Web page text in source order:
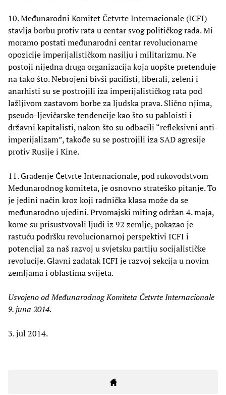
10. Međunarodni Komitet Četvrte Internacionale (ICFI)
stavlja borbu protiv rata u centar svog političkog rada. Mi
moramo postati međunarodni centar revolucionarne
opozicije imperijalističkom nasilju i militarizmu. Ne
postoji nijedna druga organizacija koja uopšte pretenduje
na tako što. Nebrojeni bivši pacifisti, liberali, zeleni i
anarhisti su se postrojili iza imperijalističkog rata pod
lažljivom zastavom borbe za ljudska prava. Slično njima,
pseudo-ljevičarske tendencije kao što su pabloisti i
državni kapitalisti, nakon što su odbacili “refleksivni anti-
imperijalizam”, takođe su se postrojili iza SAD agresije
protiv Rusije i Kine.
11. Građenje Četvrte Internacionale, pod rukovodstvom
Međunarodnog komiteta, je osnovno strateško pitanje. To
je jedini način kroz koji radnička klasa može da se
međunarodno ujedini. Prvomajski miting održan 4. maja,
kome su prisustvovali ljudi iz 92 zemlje, pokazao je
rastuću podršku revolucionarnoj perspektivi ICFI i
potencijal za naš razvoj u svjetsku partiju socijalističke
revolucije. Glavni zadatak ICFI je razvoj sekcija u novim
zemljama i oblastima svijeta.
Usvojeno od Međunarodnog Komiteta Četvrte Internacionale
9. juna 2014.
3. jul 2014.